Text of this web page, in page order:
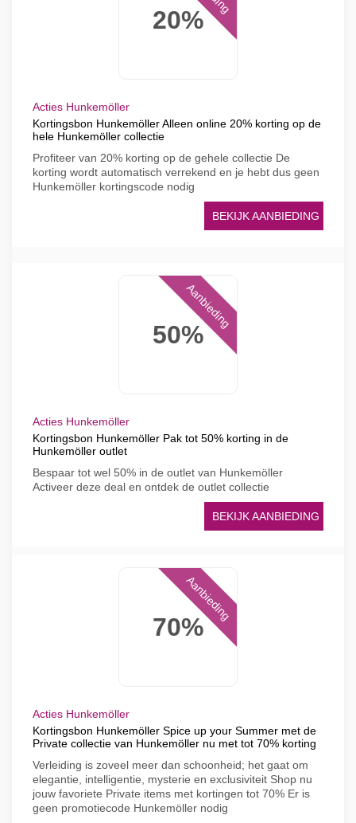
20%
Acties Hunkemöller
Kortingsbon Hunkemöller Alleen online 20% korting op de
hele Hunkemöller collectie
Profiteer van 20% korting op de gehele collectie De
korting wordt automatisch verrekend en je hebt dus geen
Hunkemöller kortingscode nodig
BEKIJK AANBIEDING
50%
Aanbieding
Acties Hunkemöller
Kortingsbon Hunkemöller Pak tot 50% korting in de
Hunkemöller outlet
Bespaar tot wel 50% in de outlet van Hunkemöller
Activeer deze deal en ontdek de outlet collectie
BEKIJK AANBIEDING
70%
Aanbieding
Acties Hunkemöller
Kortingsbon Hunkemöller Spice up your Summer met de
Private collectie van Hunkemöller nu met tot 70% korting
Verleiding is zoveel meer dan schoonheid; het gaat om
elegantie, intelligentie, mysterie en exclusiviteit Shop nu
jouw favoriete Private items met kortingen tot 70% Er is
geen promotiecode Hunkemöller nodig